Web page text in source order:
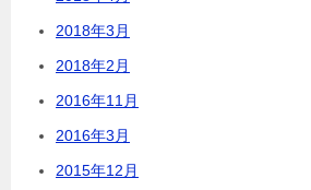
2018年3月
2018年2月
2016年11月
2016年3月
2015年12月